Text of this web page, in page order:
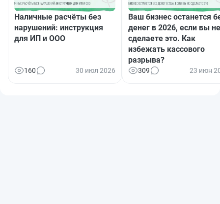
Наличные расчёты без
нарушений: инструкция
для ИП и ООО
160 30 июл 2026
Ваш бизнес останется
денег в 2026, если вы не
сделаете это. Как
избежать кассового
разрыва?
309 23 июн